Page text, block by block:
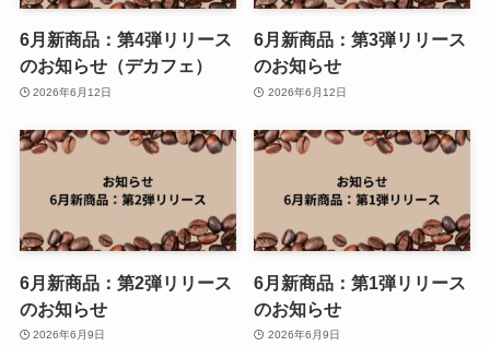
6月新商品：第4弾リリース
のお知らせ（デカフェ）
2026年6月12日
6月新商品：第3弾リリース
のお知らせ
2026年6月12日
6月新商品：第2弾リリース
のお知らせ
2026年6月9日
6月新商品：第1弾リリース
のお知らせ
2026年6月9日